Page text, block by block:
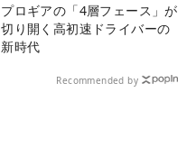
プロギアの「4層フェース」が
切り開く高初速ドライバーの
新時代
Recommended by